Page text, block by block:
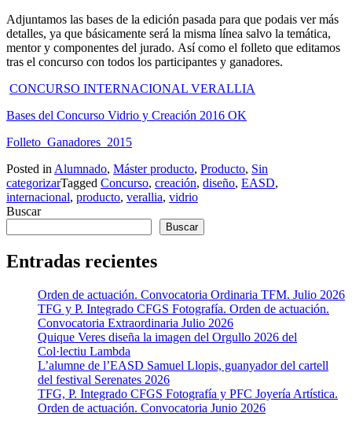
Adjuntamos las bases de la edición pasada para que podais ver más
detalles, ya que básicamente será la misma línea salvo la temática,
mentor y componentes del jurado. Así como el folleto que editamos
tras el concurso con todos los participantes y ganadores.
CONCURSO INTERNACIONAL VERALLIA
Bases del Concurso Vidrio y Creación 2016 OK
Folleto_Ganadores_2015
Posted in Alumnado, Máster producto, Producto, Sin
categorizarTagged Concurso, creación, diseño, EASD,
internacional, producto, verallia, vidrio
Buscar
Buscar
Entradas recientes
Orden de actuación. Convocatoria Ordinaria TFM. Julio 2026
TFG y P. Integrado CFGS Fotografía. Orden de actuación.
Convocatoria Extraordinaria Julio 2026
Quique Veres diseña la imagen del Orgullo 2026 del
Col·lectiu Lambda
L’alumne de l’EASD Samuel Llopis, guanyador del cartell
del festival Serenates 2026
TFG, P. Integrado CFGS Fotografía y PFC Joyería Artística.
Orden de actuación. Convocatoria Junio 2026